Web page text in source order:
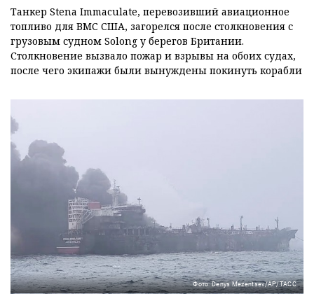
Танкер Stena Immaculate, перевозивший авиационное
топливо для ВМС США, загорелся после столкновения с
грузовым судном Solong у берегов Британии.
Столкновение вызвало пожар и взрывы на обоих судах,
после чего экипажи были вынуждены покинуть корабли
Фото: Denys Mezentsev/AP/ТАСС